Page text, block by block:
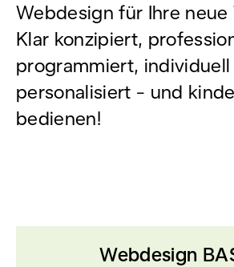
Webdesign für Ihre neue
Klar konzipiert,
programmiert, individuell
personalisiert - und
bedienen!
Webdesign